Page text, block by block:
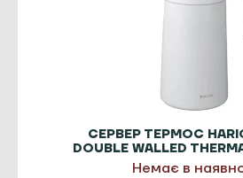
СЕРВЕР ТЕРМОС
DOUBLE WALLED
CERAMIC
Немає в